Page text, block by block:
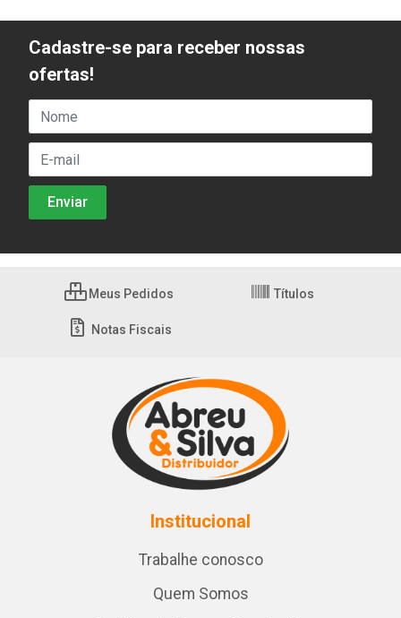
Cadastre-se para receber nossas
ofertas!
Meus Pedidos Títulos
Notas Fiscais
Institucional
Trabalhe conosco
Quem Somos